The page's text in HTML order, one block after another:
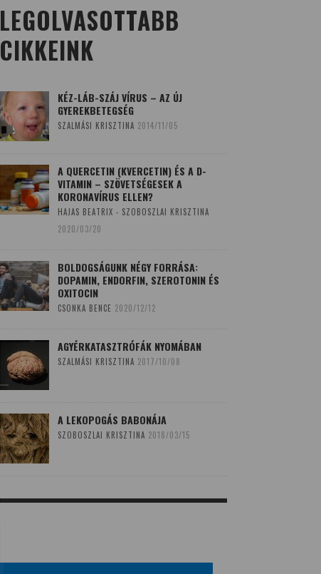
LEGOLVASOTTABB
CIKKEINK
KÉZ-LÁB-SZÁJ VÍRUS – AZ ÚJ
GYEREKBETEGSÉG
SZALMÁSI KRISZTINA 2014/11/05
A QUERCETIN (KVERCETIN) ÉS A D-
VITAMIN – SZÖVETSÉGESEK A
KORONAVÍRUS ELLEN?
HAJAS BEATRIX - SZOBOSZLAI KRISZTINA
2020/03/20
BOLDOGSÁGUNK NÉGY FORRÁSA:
DOPAMIN, ENDORFIN, SZEROTONIN ÉS
OXITOCIN
CSONKA BENCE 2020/12/12
AGYÉRKATASZTRÓFÁK NYOMÁBAN
SZALMÁSI KRISZTINA 2017/10/08
A LEKOPOGÁS BABONÁJA
SZOBOSZLAI KRISZTINA 2018/03/15